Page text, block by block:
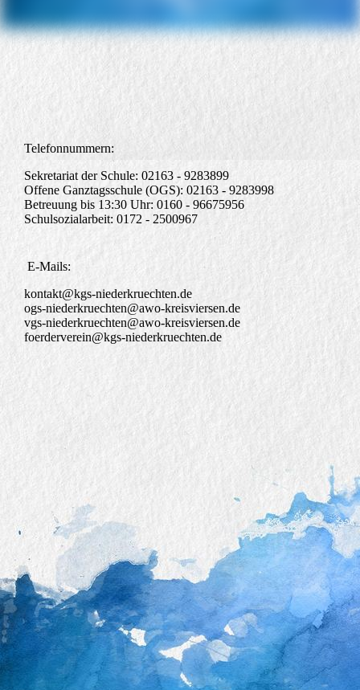
Telefonnummern:
Sekretariat der Schule: 02163 - 9283899
Offene Ganztagsschule (OGS): 02163 - 9283998
Betreuung bis 13:30 Uhr: 0160 - 96675956
Schulsozialarbeit: 0172 - 2500967
E-Mails:
kontakt@kgs-niederkruechten.de
ogs-niederkruechten@awo-kreisviersen.de
vgs-niederkruechten@awo-kreisviersen.de
foerderverein@kgs-niederkruechten.de